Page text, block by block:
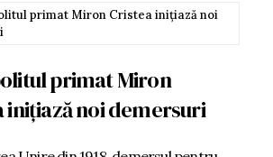
primat Miron
inițiază noi demersuri